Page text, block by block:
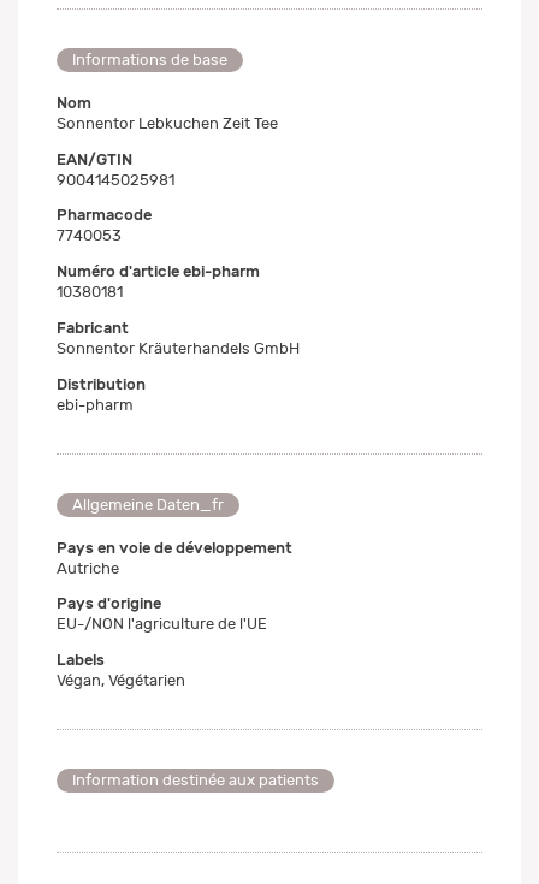
Informations de base
Nom
Sonnentor Lebkuchen Zeit Tee
EAN/GTIN
9004145025981
Pharmacode
7740053
Numéro d'article ebi-pharm
10380181
Fabricant
Sonnentor Kräuterhandels GmbH
Distribution
ebi-pharm
Allgemeine Daten_fr
Pays en voie de développement
Autriche
Pays d'origine
EU-/NON l'agriculture de l'UE
Labels
Végan, Végétarien
Information destinée aux patients